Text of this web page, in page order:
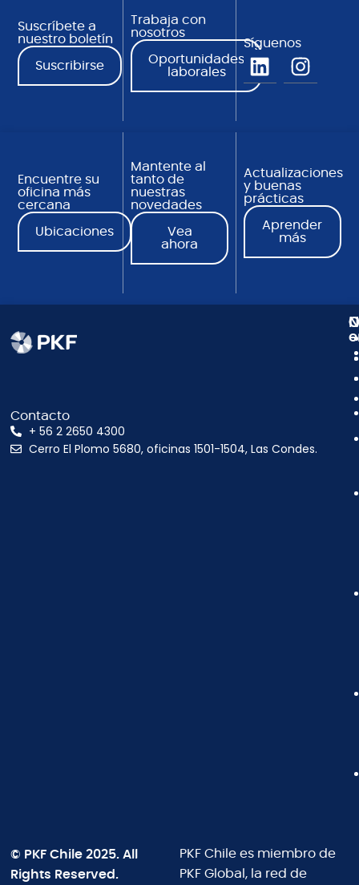
Suscríbete a
nuestro boletín
Suscribirse
Trabaja con
nosotros
Oportunidades
laborales
Síguenos
Encuentre su
oficina más
cercana
Ubicaciones
Mantente al
tanto de
nuestras
novedades
Vea
ahora
Actualizaciones
y buenas
prácticas
Aprender
más
Contacto
+ 56 2 2650 4300
Cerro El Plomo 5680, oficinas 1501-1504, Las Condes.
© PKF Chile 2025. All
Rights Reserved.
PKF Chile es miembro de
PKF Global, la red de